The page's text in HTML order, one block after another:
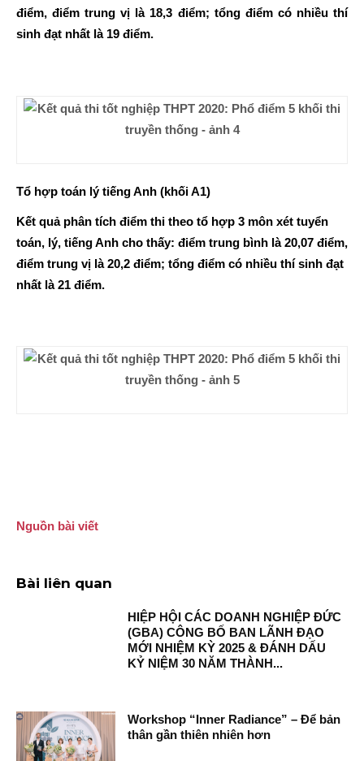
điểm, điểm trung vị là 18,3 điểm; tổng điểm có nhiều thí
sinh đạt nhất là 19 điểm.
Tổ hợp toán lý tiếng Anh (khối A1)
Kết quả phân tích điểm thi theo tổ hợp 3 môn xét tuyển
toán, lý, tiếng Anh cho thấy: điểm trung bình là 20,07 điểm,
điểm trung vị là 20,2 điểm; tổng điểm có nhiều thí sinh đạt
nhất là 21 điểm.
Nguồn bài viết
Bài liên quan
HIỆP HỘI CÁC DOANH NGHIỆP ĐỨC
(GBA) CÔNG BỐ BAN LÃNH ĐẠO
MỚI NHIỆM KỲ 2025 & ĐÁNH DẤU
KỶ NIỆM 30 NĂM THÀNH...
Workshop “Inner Radiance” – Để bản
thân gần thiên nhiên hơn